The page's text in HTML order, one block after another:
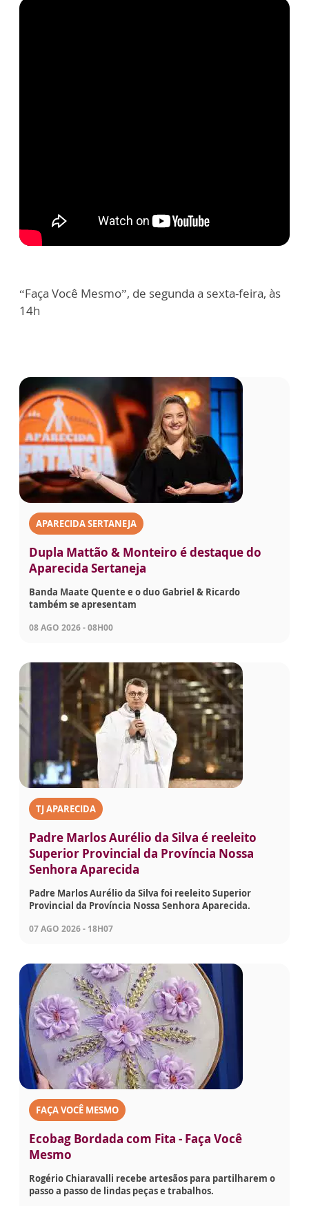
“Faça Você Mesmo”, de segunda a sexta-feira, às
14h
APARECIDA SERTANEJA
Dupla Mattão & Monteiro é destaque do
Aparecida Sertaneja
Banda Maate Quente e o duo Gabriel & Ricardo
também se apresentam
08 AGO 2026 - 08H00
TJ APARECIDA
Padre Marlos Aurélio da Silva é reeleito
Superior Provincial da Província Nossa
Senhora Aparecida
Padre Marlos Aurélio da Silva foi reeleito Superior
Provincial da Província Nossa Senhora Aparecida.
07 AGO 2026 - 18H07
FAÇA VOCÊ MESMO
Ecobag Bordada com Fita - Faça Você
Mesmo
Rogério Chiaravalli recebe artesãos para partilharem o
passo a passo de lindas peças e trabalhos.